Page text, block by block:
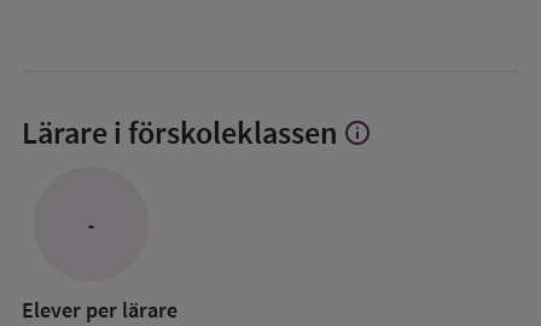
Lärare i förskoleklassen Visa
info
-
Elever per lärare